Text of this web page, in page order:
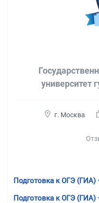
университет
г. Москва
Подготовка к ОГЭ (ГИА)
Подготовка к ОГЭ (ГИА)